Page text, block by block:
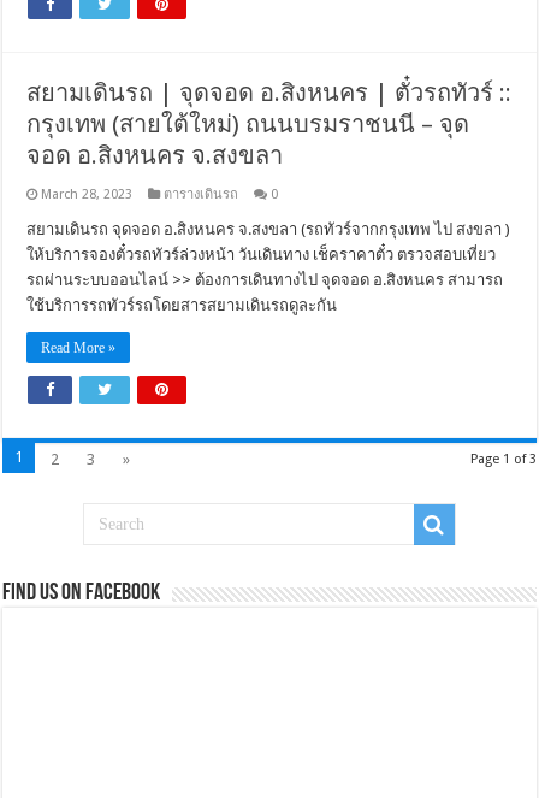
สยามเดินรถ | จุดจอด อ.สิงหนคร | ตั๋วรถทัวร์ ::
กรุงเทพ (สายใต้ใหม่) ถนนบรมราชนนี – จุด
จอด อ.สิงหนคร จ.สงขลา
March 28, 2023 ตารางเดินรถ 0
สยามเดินรถ จุดจอด อ.สิงหนคร จ.สงขลา (รถทัวร์จากกรุงเทพ ไป สงขลา )
ให้บริการจองตั๋วรถทัวร์ล่วงหน้า วันเดินทาง เช็คราคาตั๋ว ตรวจสอบเที่ยว
รถผ่านระบบออนไลน์ >> ต้องการเดินทางไป จุดจอด อ.สิงหนคร สามารถ
ใช้บริการรถทัวร์รถโดยสารสยามเดินรถดูละกัน
Read More »
Page 1 of 3
1 2 3 »
Find us on Facebook